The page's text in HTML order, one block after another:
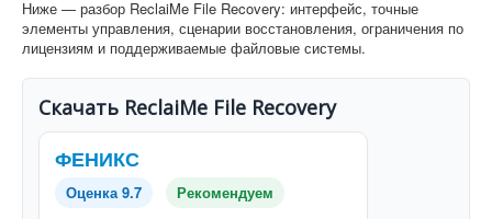
Ниже — разбор ReclaiMe File Recovery: интерфейс, точные
элементы управления, сценарии восстановления, ограничения по
лицензиям и поддерживаемые файловые системы.
Скачать ReclaiMe File Recovery
ФЕНИКС
Оценка 9.7 Рекомендуем